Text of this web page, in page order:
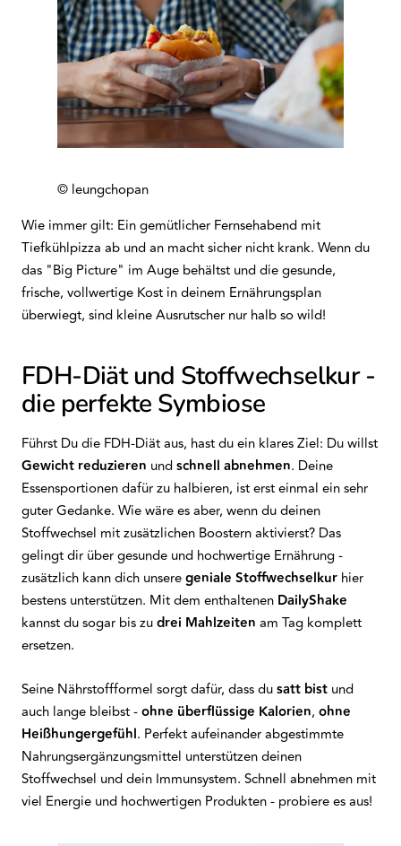
© leungchopan
Wie immer gilt: Ein gemütlicher Fernsehabend mit
Tiefkühlpizza ab und an macht sicher nicht krank. Wenn du
das "Big Picture" im Auge behältst und die gesunde,
frische, vollwertige Kost in deinem Ernährungsplan
überwiegt, sind kleine Ausrutscher nur halb so wild!
FDH-Diät und Stoffwechselkur -
die perfekte Symbiose
Führst Du die FDH-Diät aus, hast du ein klares Ziel: Du willst
Gewicht reduzieren undschnell abnehmen. Deine
Essensportionen dafür zu halbieren, ist erst einmal ein sehr
guter Gedanke. Wie wäre es aber, wenn du deinen
Stoffwechsel mit zusätzlichen Boostern aktivierst? Das
gelingt dir über gesunde und hochwertige Ernährung -
zusätzlich kann dich unseregeniale Stoffwechselkur hier
bestens unterstützen. Mit dem enthaltenen DailyShake
kannst du sogar bis zudrei Mahlzeiten am Tag komplett
ersetzen.
Seine Nährstoffformel sorgt dafür, dass dusatt bist und
auch lange bleibst -ohne überflüssige Kalorien, ohne
Heißhungergefühl. Perfekt aufeinander abgestimmte
Nahrungsergänzungsmittel unterstützen deinen
Stoffwechsel und dein Immunsystem. Schnell abnehmen mit
viel Energie und hochwertigen Produkten - probiere es aus!